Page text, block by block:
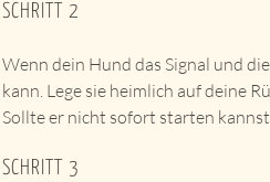
SCHRITT 2
Wenn dein Hund das Signal und
kann. Lege sie heimlich auf deine
Sollte er nicht sofort starten
SCHRITT 3